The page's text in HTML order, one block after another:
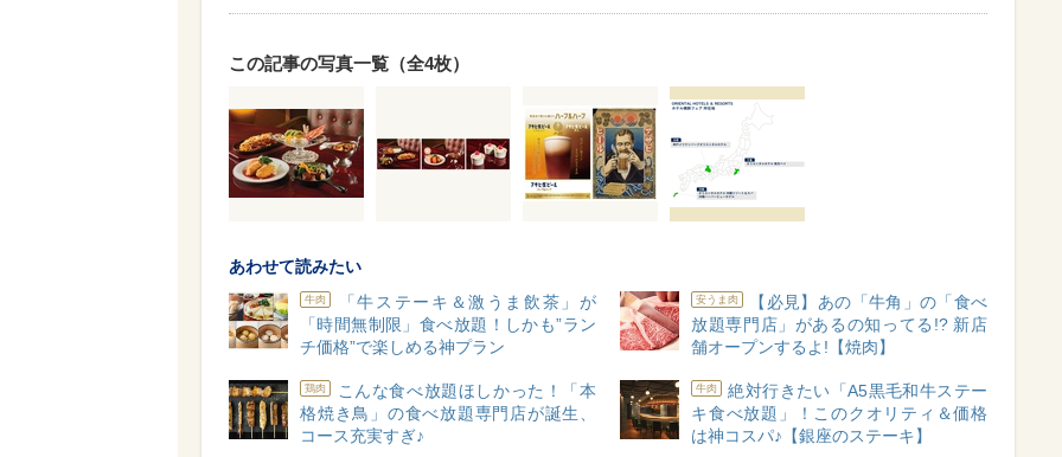
この記事の写真一覧（全4枚）
あわせて読みたい
牛肉
「牛ステーキ＆激うま飲茶」が
「時間無制限」食べ放題！しかも”ラン
チ価格”で楽しめる神プラン
安うま肉
【必見】あの「牛角」の「食べ
放題専門店」があるの知ってる!? 新店
舗オープンするよ!【焼肉】
鶏肉
こんな食べ放題ほしかった！「本
格焼き鳥」の食べ放題専門店が誕生、
コース充実すぎ♪
牛肉
絶対行きたい「A5黒毛和牛ステー
キ食べ放題」！このクオリティ＆価格
は神コスパ♪【銀座のステーキ】